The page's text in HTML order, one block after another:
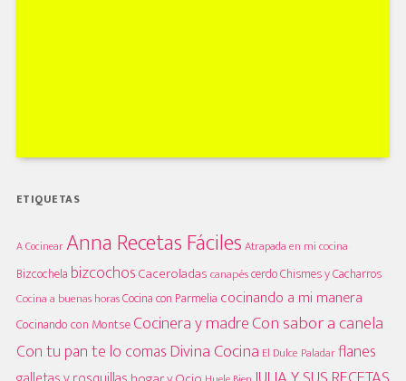
ETIQUETAS
A CocinearAnna Recetas FácilesAtrapada en mi cocina
Bizcochela bizcochosCaceroladascanapéscerdoChismes y Cacharros
Cocina a buenas horasCocina con Parmelia cocinando a mi manera
Cocinando con MontseCocinera y madreCon sabor a canela
Con tu pan te lo comasDivina Cocina El Dulce Paladarflanes